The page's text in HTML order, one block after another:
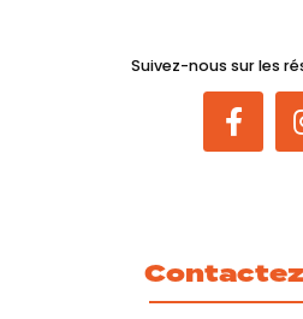
Suivez-nous sur les